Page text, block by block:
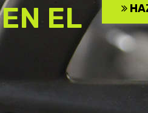
BAILE URBANO
RITMOS
EL